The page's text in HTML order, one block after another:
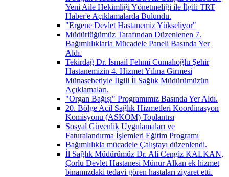
Yeni Aile Hekimliği Yönetmeliği ile İlgili TRT
Haber'e Açıklamalarda Bulundu.
"Ergene Devlet Hastanemiz Yükseliyor"
Müdürlüğümüz Tarafından Düzenlenen 7.
Bağımlılıklarla Mücadele Paneli Basında Yer
Aldı.
Tekirdağ Dr. İsmail Fehmi Cumalıoğlu Şehir
Hastanemizin 4. Hizmet Yılına Girmesi
Münasebetiyle İlgili İl Sağlık Müdürümüzün
Açıklamaları.
"Organ Bağışı" Programımız Basında Yer Aldı.
20. Bölge Acil Sağlık Hizmetleri Koordinasyon
Komisyonu (ASKOM) Toplantısı
Sosyal Güvenlik Uygulamaları ve
Faturalandırma İşlemleri Eğitim Programı
Bağımlılıkla mücadele Çalıştayı düzenlendi.
İl Sağlık Müdürümüz Dr. Ali Cengiz KALKAN,
Çorlu Devlet Hastanesi Münür Alkan ek hizmet
binamızdaki tedavi gören hastaları ziyaret etti.